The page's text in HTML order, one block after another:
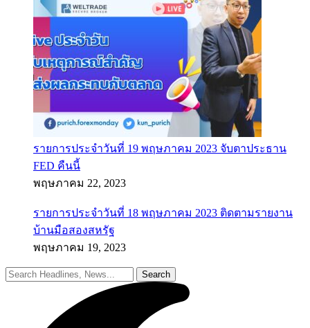
รายการประจำวันที่ 19 พฤษภาคม 2023 จับตาประธาน
FED คืนนี้
พฤษภาคม 22, 2023
รายการประจำวันที่ 18 พฤษภาคม 2023 ติดตามรายงาน
บ้านมือสองสหรัฐ
พฤษภาคม 19, 2023